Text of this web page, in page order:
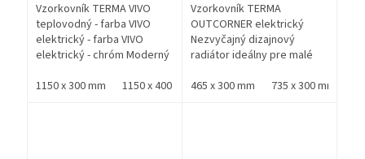
Vzorkovník TERMA VIVO
teplovodný - farba VIVO
elektrický - farba VIVO
elektrický - chróm Moderný
kombináciou štvorcových
1150 x 300 mm 1150 x 400 mm 1150 x 500 mm 670 x 300 mm
Vzorkovník TERMA
OUTCORNER elektrický
Nezvyčajný dizajnový
radiátor ideálny pre malé
originálnou estetikou a
465 x 300 mm 735 x 300 mm